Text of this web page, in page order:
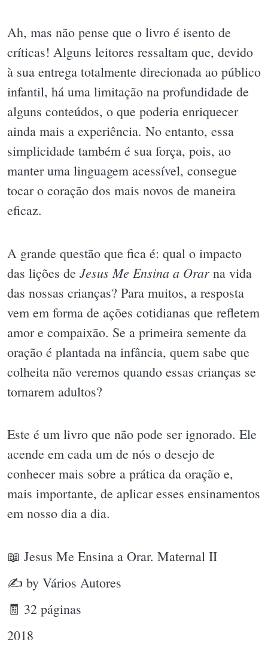
Ah, mas não pense que o livro é isento de
críticas! Alguns leitores ressaltam que, devido
à sua entrega totalmente direcionada ao público
infantil, há uma limitação na profundidade de
alguns conteúdos, o que poderia enriquecer
ainda mais a experiência. No entanto, essa
simplicidade também é sua força, pois, ao
manter uma linguagem acessível, consegue
tocar o coração dos mais novos de maneira
eficaz.
A grande questão que fica é: qual o impacto
das lições de Jesus Me Ensina a Orar na vida
das nossas crianças? Para muitos, a resposta
vem em forma de ações cotidianas que refletem
amor e compaixão. Se a primeira semente da
oração é plantada na infância, quem sabe que
colheita não veremos quando essas crianças se
tornarem adultos?
Este é um livro que não pode ser ignorado. Ele
acende em cada um de nós o desejo de
conhecer mais sobre a prática da oração e,
mais importante, de aplicar esses ensinamentos
em nosso dia a dia.
📖 Jesus Me Ensina a Orar. Maternal II
✍ by Vários Autores
🧾 32 páginas
2018